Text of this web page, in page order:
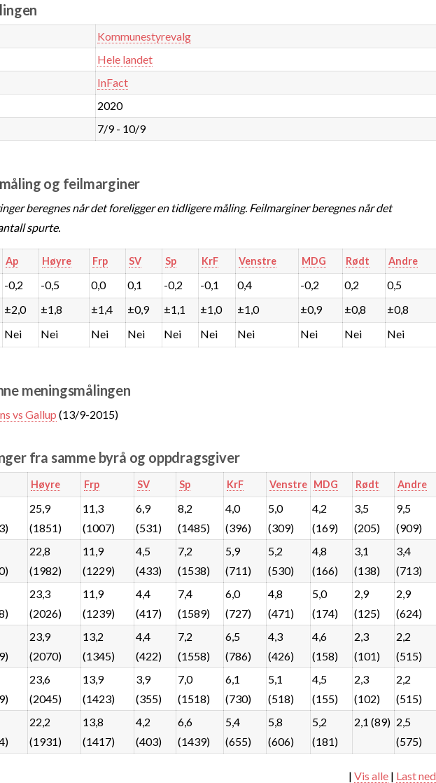
Kommunestyrevalg
Hele landet
InFact
2020
7/9 - 10/9
og feilmarginer
beregnes når det foreligger en tidligere måling. Feilmarginer beregnes når det
spurte.
Ap Høyre Frp SV Sp KrF Venstre MDG Rødt Andre
-0,2 -0,5 0,0 0,1 -0,2 -0,1 0,4 -0,2 0,2 0,5
±2,0 ±1,8 ±1,4 ±0,9 ±1,1 ±1,0 ±1,0 ±0,9 ±0,8 ±0,8
Nei Nei Nei Nei Nei Nei Nei Nei Nei Nei
meningsmålingen
vs Gallup (13/9-2015)
fra samme byrå og oppdragsgiver
Høyre Frp SV Sp KrF Venstre MDG Rødt Andre
25,9
(1851)
11,3
(1007)
6,9
(531)
8,2
(1485)
4,0
(396)
5,0
(309)
4,2
(169)
3,5
(205)
9,5
(909)
22,8
(1982)
11,9
(1229)
4,5
(433)
7,2
(1538)
5,9
(711)
5,2
(530)
4,8
(166)
3,1
(138)
3,4
(713)
23,3
(2026)
11,9
(1239)
4,4
(417)
7,4
(1589)
6,0
(727)
4,8
(471)
5,0
(174)
2,9
(125)
2,9
(624)
23,9
(2070)
13,2
(1345)
4,4
(422)
7,2
(1558)
6,5
(786)
4,3
(426)
4,6
(158)
2,3
(101)
2,2
(515)
23,6
(2045)
13,9
(1423)
3,9
(355)
7,0
(1518)
6,1
(730)
5,1
(518)
4,5
(155)
2,3
(102)
2,2
(515)
22,2
(1931)
13,8
(1417)
4,2
(403)
6,6
(1439)
5,4
(655)
5,8
(606)
5,2
(181)
2,1 (89) 2,5
(575)
| Vis alle| Last ned